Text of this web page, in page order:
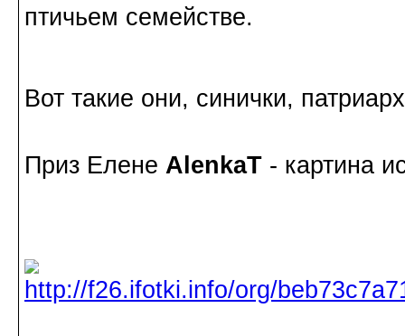
птичьем семействе.
Вот такие они, синички,
Приз Елене AlenkaT - картина